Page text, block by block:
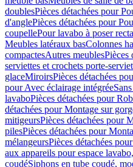
doublesPièces détachées pour
d'anglePièces détachées pour
coupellePour lavabo à poser
Meubles latéraux basColonnes
compactesAutres meublesPièces
serviettes et crochets porte-
glaceMiroirsPièces détachées
pour Avec éclairage intégrée
lavaboPièces détachées pour
détachées pour Montage sur
mitigeursPièces détachées pour
pilesPièces détachées pour
mélangeursPièces détachées
aux appareils pour espace
coudéSiphons en tube coudé,